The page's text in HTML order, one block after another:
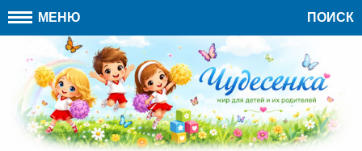
МЕНЮ ПОИСК